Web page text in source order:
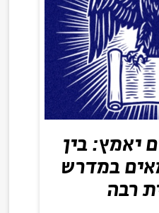
יאמץ: בין
במדרש
רבה